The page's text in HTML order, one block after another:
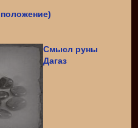
Смысл руны
Дагаз